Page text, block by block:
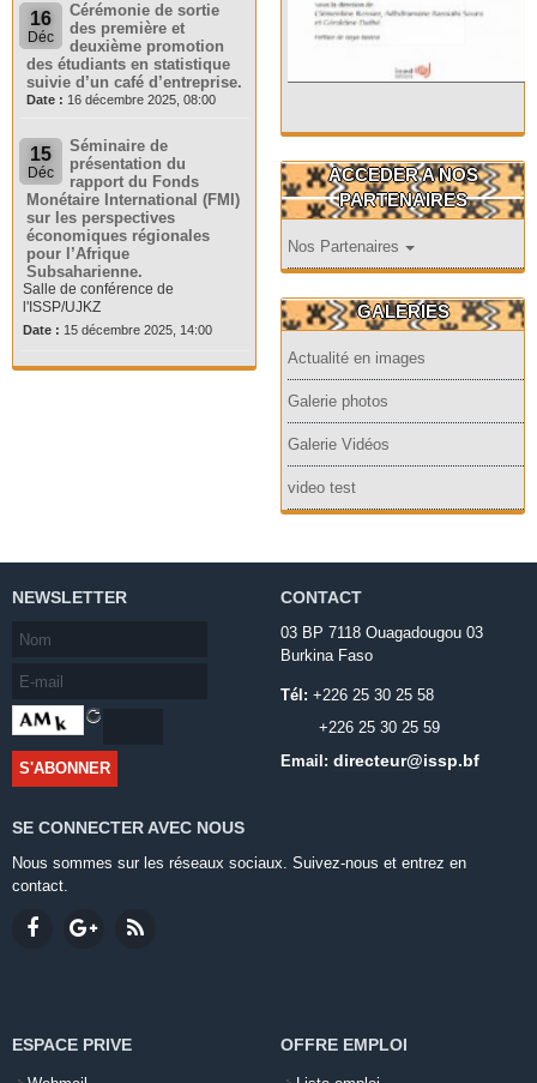
16
Déc
Cérémonie de sortie
des première et
deuxième promotion
des étudiants en statistique
suivie d’un café d’entreprise.
Date : 16 décembre 2025, 08:00
15
Déc
Séminaire de
présentation du
rapport du Fonds
Monétaire International (FMI)
sur les perspectives
économiques régionales
pour l’Afrique
Subsaharienne.
Salle de conférence de
l'ISSP/UJKZ
Date : 15 décembre 2025, 14:00
ACCEDER A NOS
PARTENAIRES
Nos Partenaires
GALERIES
Actualité en images
Galerie photos
Galerie Vidéos
video test
NEWSLETTER CONTACT
03 BP 7118 Ouagadougou 03
Burkina Faso
Tél: +226 25 30 25 58
+226 25 30 25 59
Email: directeur@issp.bf
SE CONNECTER AVEC NOUS
Nous sommes sur les réseaux sociaux. Suivez-nous et entrez en
contact.
ESPACE PRIVE OFFRE EMPLOI